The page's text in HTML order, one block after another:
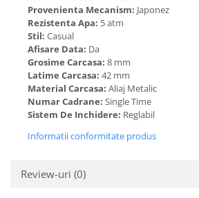
Provenienta Mecanism: Japonez
Rezistenta Apa: 5 atm
Stil: Casual
Afisare Data: Da
Grosime Carcasa: 8 mm
Latime Carcasa: 42 mm
Material Carcasa: Aliaj Metalic
Numar Cadrane: Single Time
Sistem De Inchidere: Reglabil
Informatii conformitate produs
Review-uri (0)